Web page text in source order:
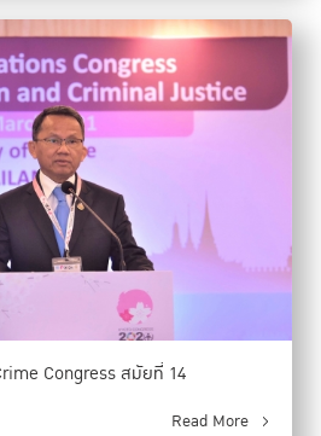
Congress สมัยที่ 14
Read More